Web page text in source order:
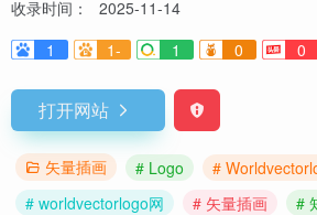
收录时间：
2025-11-14
1
1- 1 0 0
打开网站
矢量插画 # Logo
#
# worldvectorlogo网
# 矢量插画 #